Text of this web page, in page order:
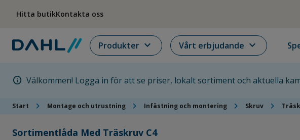
Hitta butikKontakta oss
Produkter expand_more Vårt erbjudande expand_more
info Välkommen! Logga in för att se priser, lokalt sortiment och aktuella
Start chevron_right Montage och utrustning chevron_right Infästning och montering chevron_right Skruv chevron_right
Sortimentlåda Med Träskruv C4